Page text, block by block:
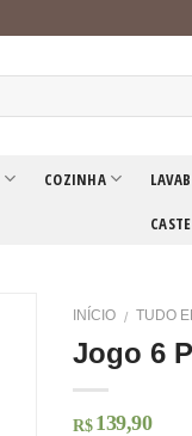
COZINHA
INÍCIO / TUDO
Jogo 6
R$ 139,90